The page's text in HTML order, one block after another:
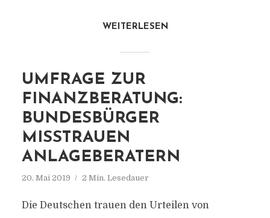
WEITERLESEN
UMFRAGE ZUR
FINANZBERATUNG:
BUNDESBÜRGER
MISSTRAUEN
ANLAGEBERATERN
20. Mai 2019 2 Min. Lesedauer
Die Deutschen trauen den Urteilen von